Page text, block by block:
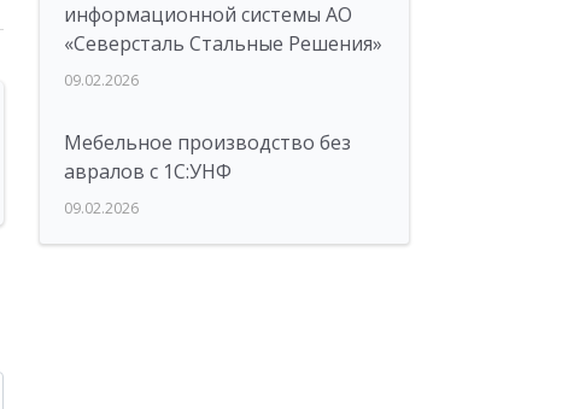
информационной системы АО
«Северсталь Стальные Решения»
09.02.2026
Мебельное производство без
авралов с 1С:УНФ
09.02.2026